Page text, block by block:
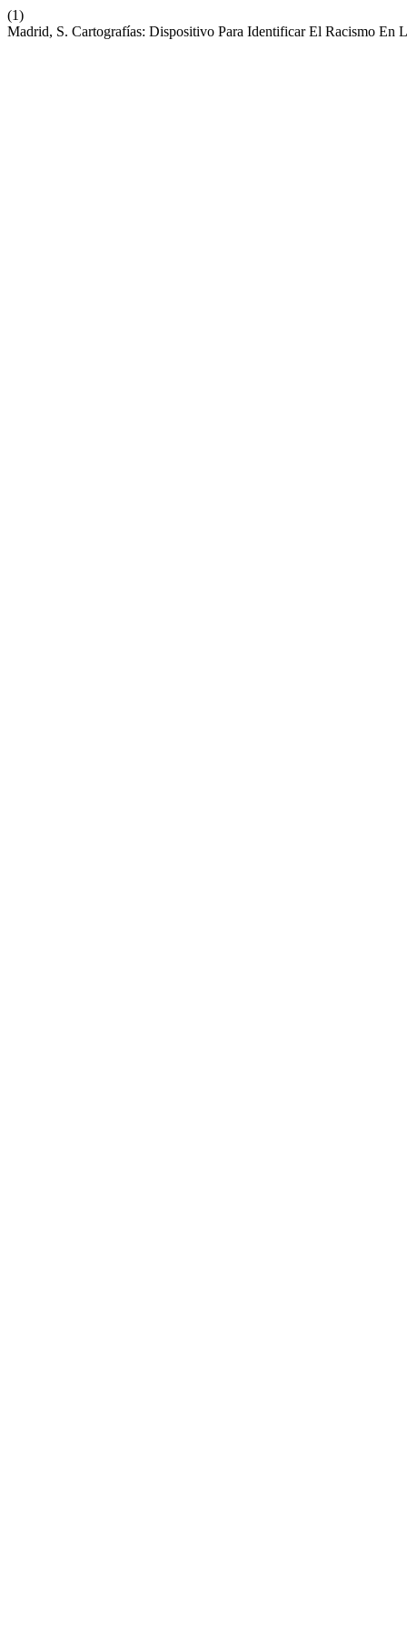
(1)
Madrid, S. Cartografías: Dispositivo Para Identificar El Racismo En